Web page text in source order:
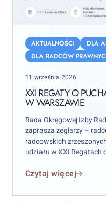
Regaty
Dziekana
Rady
OIRP
Warszawie
AKTUALNOŚCI
DLA
DLA RADCÓW
Posted
11 września 2026
XXI REGATY O
W WARSZAWIE
Rada Okręgowej Izby
zaprasza żeglarzy –
radcowskich
udziału w XXI Regatach
września 2026 r.
Czytaj więcej